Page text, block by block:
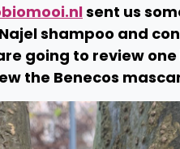
sent us
shampoo and
going to review
the Benecos